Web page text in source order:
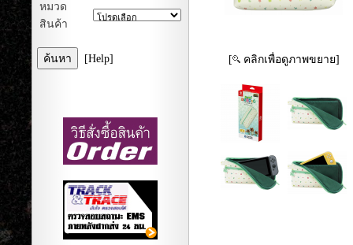
หมวด
สินค้า
[Help] [ คลิกเพื่อดูภาพขยาย]